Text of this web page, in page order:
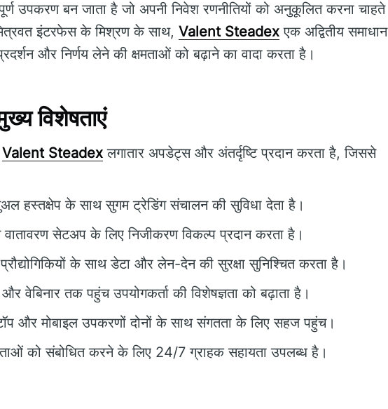
उपकरण बन जाता है जो अपनी निवेश रणनीतियों को अनुकूलित करना चाहते
इंटरफेस के मिश्रण के साथ, Valent Steadex एक अद्वितीय समाधान
और निर्णय लेने की क्षमताओं को बढ़ाने का वादा करता है।
विशेषताएं
Valent Steadex लगातार अपडेट्स और अंतर्दृष्टि प्रदान करता है, जिससे
हस्तक्षेप के साथ सुगम ट्रेडिंग संचालन की सुविधा देता है।
वातावरण सेटअप के लिए निजीकरण विकल्प प्रदान करता है।
के साथ डेटा और लेन-देन की सुरक्षा सुनिश्चित करता है।
वेबिनार तक पहुंच उपयोगकर्ता की विशेषज्ञता को बढ़ाता है।
और मोबाइल उपकरणों दोनों के साथ संगतता के लिए सहज पहुंच।
को संबोधित करने के लिए 24/7 ग्राहक सहायता उपलब्ध है।